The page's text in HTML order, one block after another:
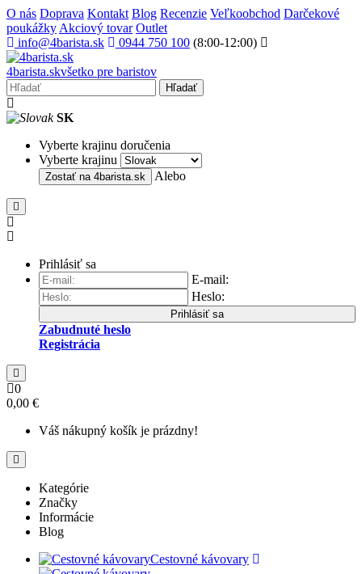
O nás Doprava Kontakt Blog Recenzie Veľkoobchod Darčekové
poukážky Akciový tovar Outlet
info@4barista.sk
0944 750 100 (8:00-12:00)
4barista.skvšetko pre baristov
Hľadať
SK
Vyberte krajinu doručenia
Vyberte krajinu
Zostať na 4barista.sk Alebo
Prihlásiť sa
E-mail:
Heslo:
Prihlásiť sa
Zabudnuté heslo
Registrácia
0
0,00 €
Váš nákupný košík je prázdny!
Kategórie
Značky
Informácie
Blog
Cestovné kávovary